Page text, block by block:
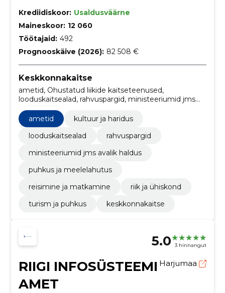
Krediidiskoor: Usaldusväärne
Maineskoor: 12 060
Töötajaid: 492
Prognooskäive (2026): 82 508 €
Keskkonnakaitse
ametid, Ohustatud liikide kaitseteenused,
looduskaitsealad, rahvuspargid, ministeeriumid jms
avalik haldus, Mitmesugused mittemetalsed
mineraaltooted, reisimine ja matkamine, Vähid, turism
ja puhkus, Loomakasvatus-, jahindus- ja
kalandustooted
ametid
kultuur ja haridus
looduskaitsealad
rahvuspargid
ministeeriumid jms avalik haldus
puhkus ja meelelahutus
reisimine ja matkamine
riik ja ühiskond
turism ja puhkus
keskkonnakaitse
5.0 3 hinnangut
RIIGI INFOSÜSTEEMI
AMET
Harjumaa